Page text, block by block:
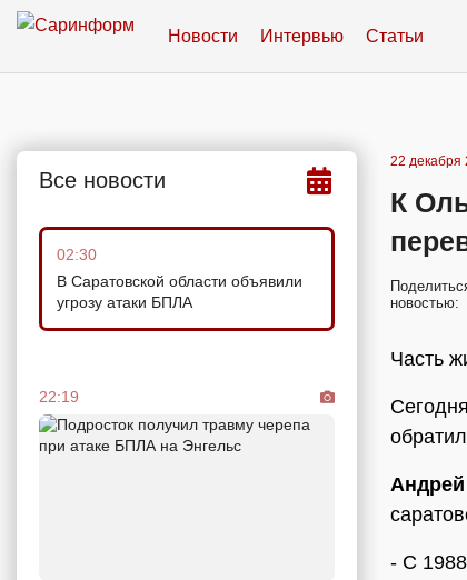
Новости Интервью Статьи
Все новости
02:30
В Саратовской области объявили
угрозу атаки БПЛА
22:19
22 декабря
К
новостью:
Часть
- C